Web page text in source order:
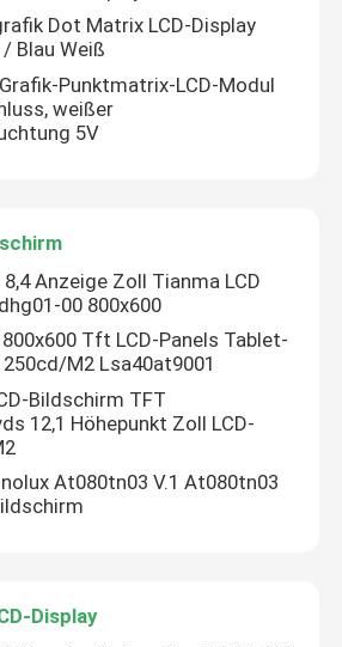
Modul
Display
Anzeige
Dot Matrix LCD-Display
Blau Weiß
Punktmatrix-LCD-Modul
weißer
5V
Anzeige Zoll Tianma LCD
00 800x600
Tft LCD-Panels Tablet-
M2 Lsa40at9001
Bildschirm TFT
12,1 Höhepunkt Zoll LCD-
At080tn03 V.1 At080tn03
Display